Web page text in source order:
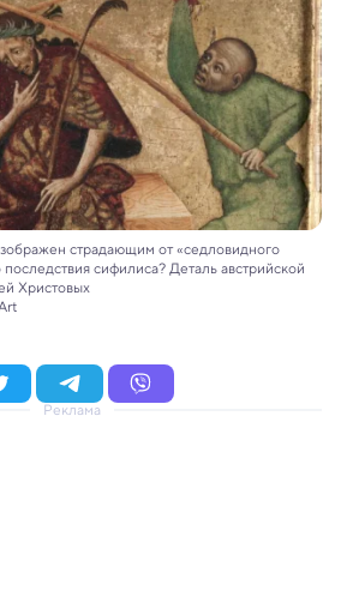
страдающим от «седловидного
сифилиса? Деталь австрийской
Христовых
Реклама